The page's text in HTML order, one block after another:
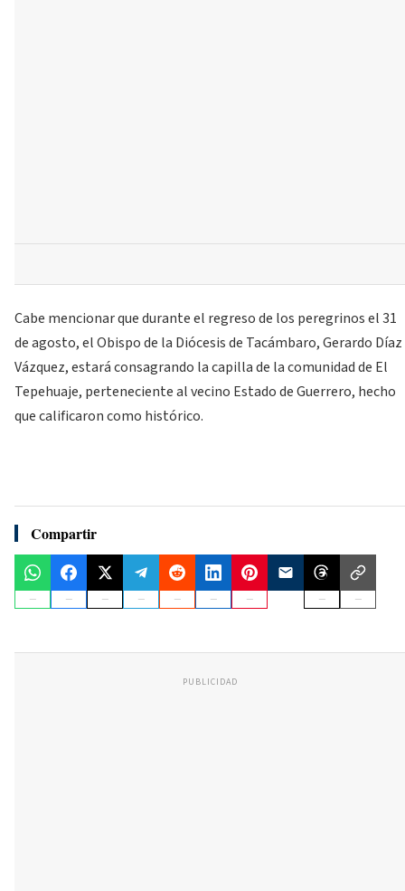
Cabe mencionar que durante el regreso de los peregrinos el 31
de agosto, el Obispo de la Diócesis de Tacámbaro, Gerardo Díaz
Vázquez, estará consagrando la capilla de la comunidad de El
Tepehuaje, perteneciente al vecino Estado de Guerrero, hecho
que calificaron como histórico.
Compartir
PUBLICIDAD